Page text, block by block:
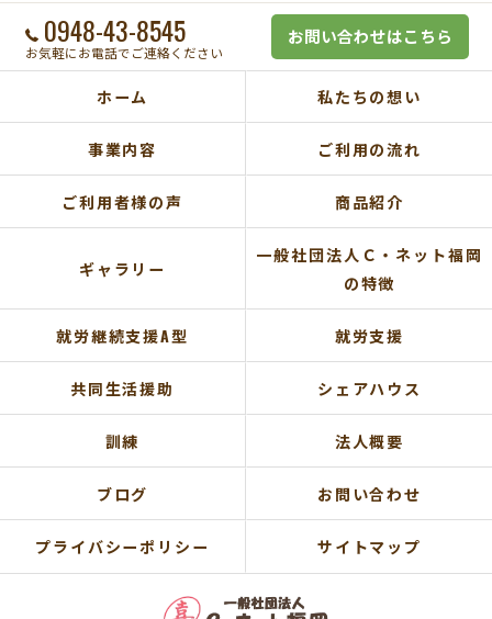
0948-43-8545
お気軽にお電話でご連絡ください
お問い合わせはこちら
ホーム 私たちの想い
事業内容 ご利用の流れ
ご利用者様の声 商品紹介
ギャラリー
一般社団法人Ｃ・ネット福岡
の特徴
就労継続支援A型 就労支援
共同生活援助 シェアハウス
訓練 法人概要
ブログ お問い合わせ
プライバシーポリシー サイトマップ